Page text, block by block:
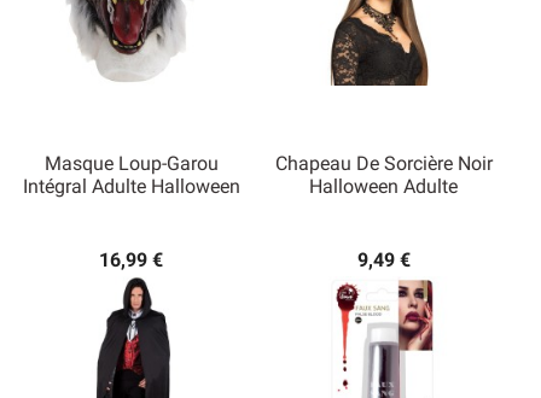
Masque Loup-Garou
Intégral Adulte Halloween
16,99 €
Chapeau De Sorcière Noir
Halloween Adulte
9,49 €